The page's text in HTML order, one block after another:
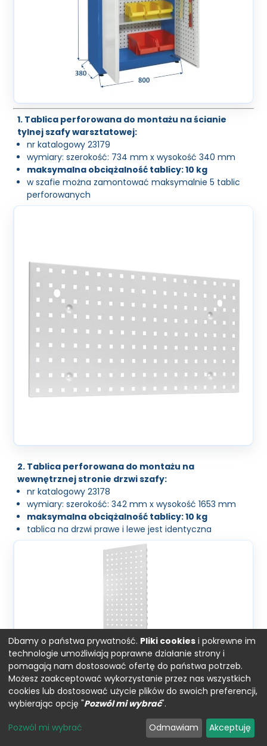
1. Tablica perforowana do montażu na ścianie
tylnej szafy warsztatowej:
nr katalogowy 23179
wymiary: szerokość: 734 mm x wysokość 340 mm
maksymalna obciążalność tablicy: 10 kg
w szafie można zamontować maksymalnie 5 tablic
perforowanych
2. Tablica perforowana do montażu na
wewnętrznej stronie drzwi szafy:
nr katalogowy 23178
wymiary: szerokość: 342 mm x wysokość 1653 mm
maksymalna obciążalność tablicy: 10 kg
tablica na drzwi prawe i lewe jest identyczna
Dbamy o państwa prywatność. Pliki cookies i pokrewne im
technologie umożliwiają poprawne działanie strony i
pomagają nam dostosować ofertę do państwa potrzeb.
Możesz zaakceptować wykorzystanie przez nas wszystkich
cookies lub dostosować użycie plików do swoich preferencji,
wybierając opcję "Pozwól mi wybrać".
Pozwól mi wybrać Odmawiam Akceptuję